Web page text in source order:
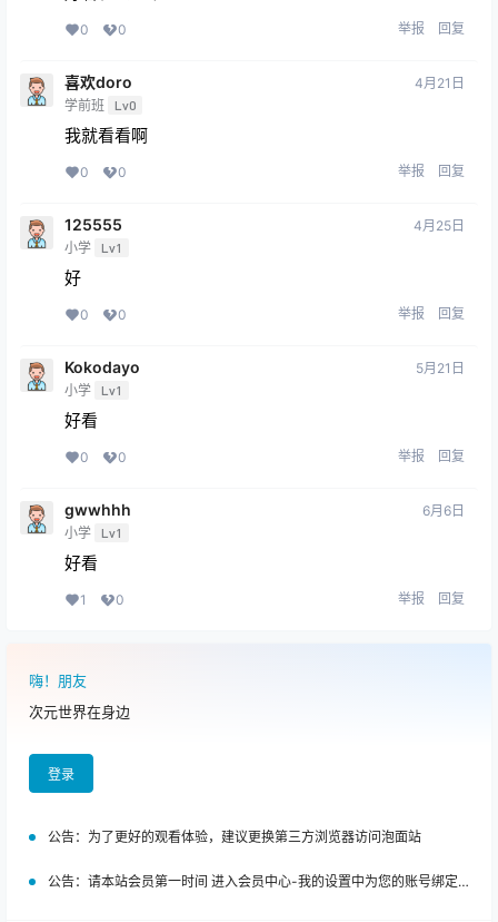
0 0 举报 回复
喜欢doro
学前班 Lv0
4月21日
我就看看啊
0 0 举报 回复
125555
小学 Lv1
4月25日
好
0 0 举报 回复
Kokodayo
小学 Lv1
5月21日
好看
0 0 举报 回复
gwwhhh
小学 Lv1
6月6日
好看
1 0 举报 回复
嗨！朋友
次元世界在身边
登录
公告： 为了更好的观看体验，建议更换第三方浏览器访问泡面站
公告： 请本站会员第一时间 进入会员中心-我的设置中为您的账号绑定邮箱!